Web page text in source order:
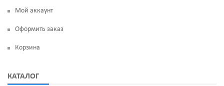
Мой аккаунт
Оформить заказ
Корзина
КАТАЛОГ